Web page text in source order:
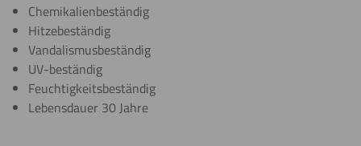
20m
Alle anzeigen
Kleben
Weitere Informationen
Malen
Chemikalienbeständig
Hitzebeständig
Vandalismusbeständig
UV-beständig
Feuchtigkeitsbeständig
Lebensdauer 30 Jahre